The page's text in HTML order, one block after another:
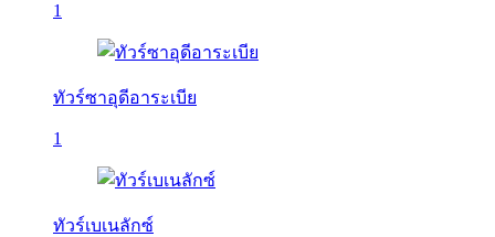
1
ทัวร์ซาอุดีอาระเบีย
1
ทัวร์เบเนลักซ์